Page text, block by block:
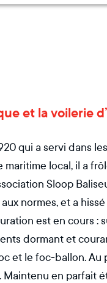
et la voilerie
qui a servi dans
local, il a
Sloop
normes, et a
est en cours :
dormant et
et le foc-ballon. Au
en parfait